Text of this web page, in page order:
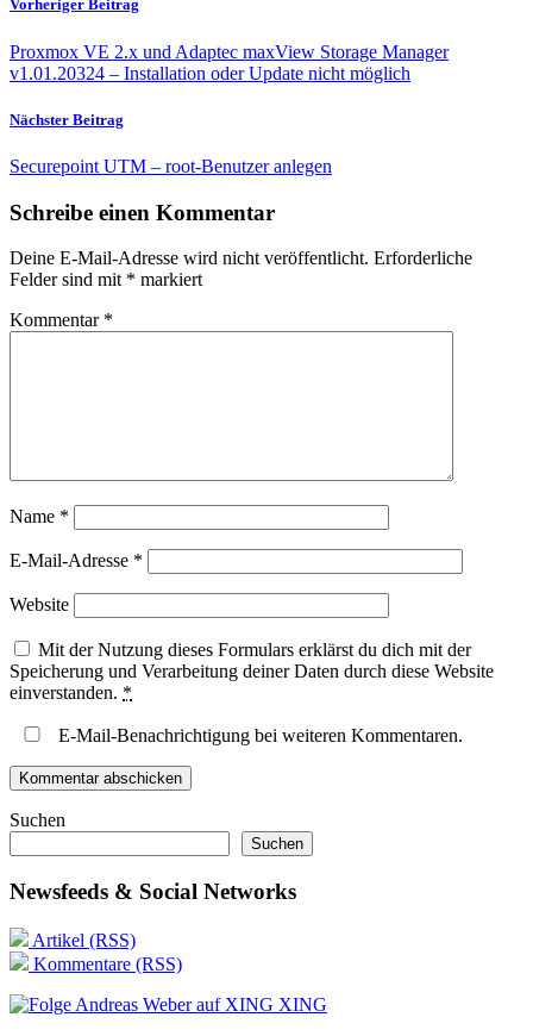
Vorheriger Beitrag
Proxmox VE 2.x und Adaptec maxView Storage Manager
v1.01.20324 – Installation oder Update nicht möglich
Nächster Beitrag
Securepoint UTM – root-Benutzer anlegen
Schreibe einen Kommentar
Deine E-Mail-Adresse wird nicht veröffentlicht. Erforderliche
Felder sind mit * markiert
Kommentar *
Name *
E-Mail-Adresse *
Website
Mit der Nutzung dieses Formulars erklärst du dich mit der
Speicherung und Verarbeitung deiner Daten durch diese Website
einverstanden. *
E-Mail-Benachrichtigung bei weiteren Kommentaren.
Suchen
Suchen
Newsfeeds & Social Networks
Artikel (RSS)
Kommentare (RSS)
XING